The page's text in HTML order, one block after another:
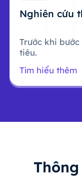
Nghiên cứu
Trước khi
tiêu.
Tìm hiểu thêm